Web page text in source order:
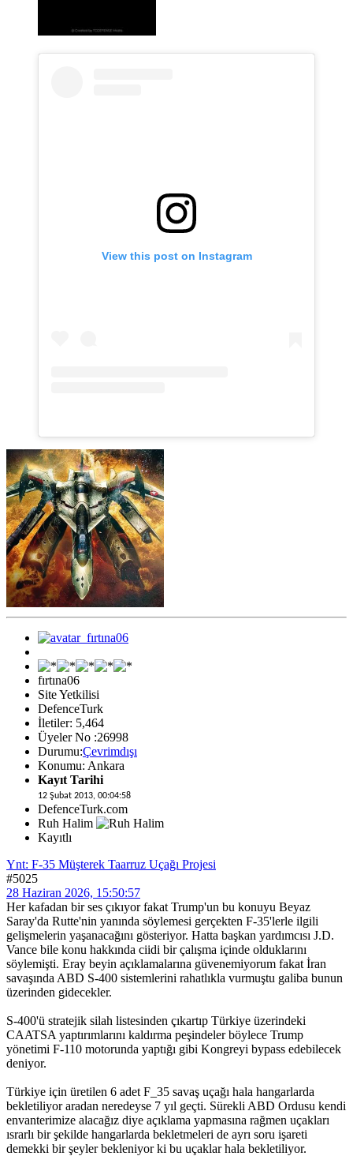
View this post on Instagram
fırtına06
Site Yetkilisi
DefenceTurk
İletiler: 5,464
Üyeler No :26998
Durumu:Çevrimdışı
Konumu: Ankara
Kayıt Tarihi
12 Şubat 2013, 00:04:58
DefenceTurk.com
Ruh Halim
Kayıtlı
Ynt: F-35 Müşterek Taarruz Uçağı Projesi
#5025
28 Haziran 2026, 15:50:57
Her kafadan bir ses çıkıyor fakat Trump'un bu konuyu Beyaz
Saray'da Rutte'nin yanında söylemesi gerçekten F-35'lerle ilgili
gelişmelerin yaşanacağını gösteriyor. Hatta başkan yardımcısı J.D.
Vance bile konu hakkında ciidi bir çalışma içinde olduklarını
söylemişti. Eray beyin açıklamalarına güvenemiyorum fakat İran
savaşında ABD S-400 sistemlerini rahatlıkla vurmuştu galiba bunun
üzerinden gidecekler.
S-400'ü stratejik silah listesinden çıkartıp Türkiye üzerindeki
CAATSA yaptırımlarını kaldırma peşindeler böylece Trump
yönetimi F-110 motorunda yaptığı gibi Kongreyi bypass edebilecek
deniyor.
Türkiye için üretilen 6 adet F_35 savaş uçağı hala hangarlarda
bekletiliyor aradan neredeyse 7 yıl geçti. Sürekli ABD Ordusu kendi
envanterimize alacağız diye açıklama yapmasına rağmen uçakları
ısrarlı bir şekilde hangarlarda bekletmeleri de ayrı soru işareti
demekki bir şeyler bekleniyor ki bu uçaklar hala bekletiliyor.